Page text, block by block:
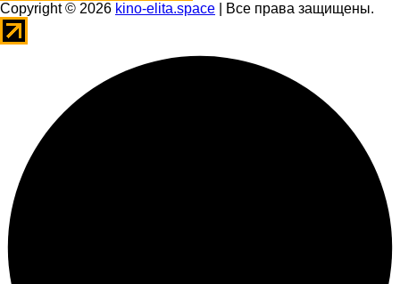
Copyright © 2026 kino-elita.space | Все права защищены.